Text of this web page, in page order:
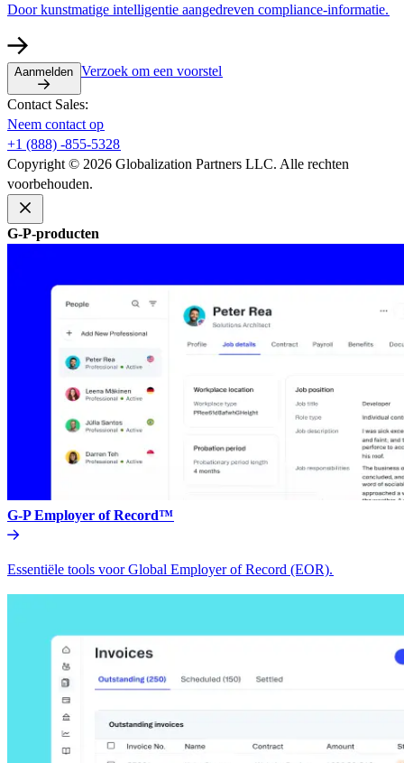
Door kunstmatige intelligentie aangedreven compliance-informatie.​​
Aanmelden​​ Verzoek om een voorstel​​
Contact Sales:​​
Neem contact op​​
+1 (888) -855-5328​​
Copyright © 2026 Globalization Partners LLC. Alle rechten
voorbehouden.​​
G-P-producten​​
G-P Employer of Record™​​
Essentiële tools voor Global Employer of Record (EOR).​​